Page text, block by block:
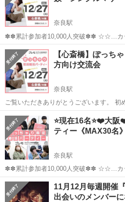
奈良駅
✽✽累計参加者10,000人突破✽✽ ☆☆…
★゜･｡･｡･゜☆゜･｡･｡･゜★ 【ぽっちゃり
奈良 奈良市 奈良駅 パーティ
【心斎橋】ぽっち
方向け交流会
奈良駅
ご覧いただきありがとうございます。 初
やさしい雰囲気の交流会です。 体型に悩みのある方や、 ぽっちゃり体
型に理解のある方が 安心して参加できる場
ともにご参...
奈良 奈良市 奈良駅 パーティー
⭐現在16名⭐❤️大
ティー《MAX30名
奈良駅
✽✽累計参加者10,000人突破✽✽ ☆☆…
★゜･｡･｡･゜☆゜･｡･｡･゜★ 【ぽっちゃり
奈良 奈良市 奈良駅 パーティー
11月12月毎週開催
出会いのメンバー